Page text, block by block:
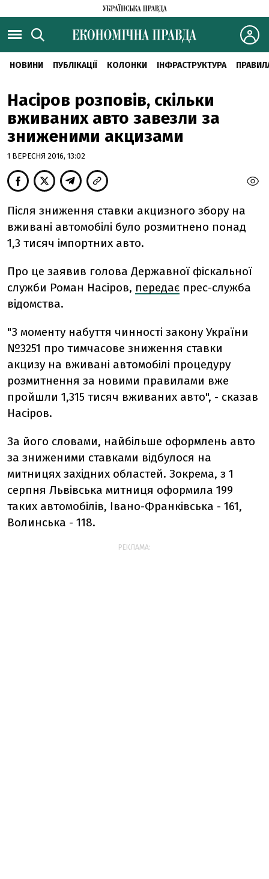
НОВИНИ ПУБЛІКАЦІЇ КОЛОНКИ ІНФРАСТРУКТУРА
Насіров розповів, скільки
вживаних авто завезли за
зниженими акцизами
1 ВЕРЕСНЯ 2016, 13:02
Після зниження ставки акцизного збору на
вживані автомобілі було розмитнено понад
1,3 тисяч імпортних авто.
Про це заявив голова Державної фіскальної
служби Роман Насіров, передає прес-служба
відомства.
"З моменту набуття чинності закону України
№3251 про тимчасове зниження ставки
акцизу на вживані автомобілі процедуру
розмитнення за новими правилами вже
пройшли 1,315 тисяч вживаних авто", - сказав
Насіров.
За його словами, найбільше оформлень авто
за зниженими ставками відбулося на
митницях західних областей. Зокрема, з 1
серпня Львівська митниця оформила 199
таких автомобілів, Івано-Франківська - 161,
Волинська - 118.
РЕКЛАМА: